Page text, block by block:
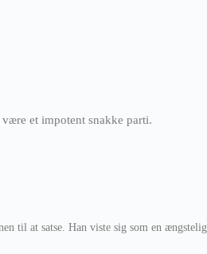
et impotent snakke parti.
til at satse. Han viste sig som en ængstelig